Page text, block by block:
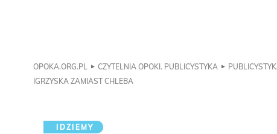
OPOKA.ORG.PL CZYTELNIA OPOKI. PUBLICYSTYKA
IGRZYSKA ZAMIAST CHLEBA
IDZIEMY